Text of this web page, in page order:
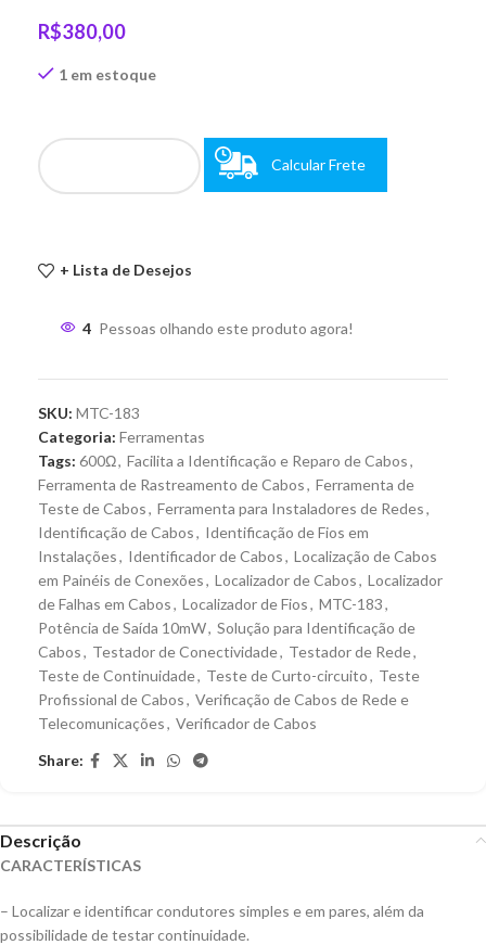
R$380,00
1 em estoque
Calcular Frete
+ Lista de Desejos
4 Pessoas olhando este produto agora!
SKU: MTC-183
Categoria: Ferramentas
Tags: 600Ω, Facilita a Identificação e Reparo de Cabos,
Ferramenta de Rastreamento de Cabos, Ferramenta de
Teste de Cabos, Ferramenta para Instaladores de Redes,
Identificação de Cabos, Identificação de Fios em
Instalações, Identificador de Cabos, Localização de Cabos
em Painéis de Conexões, Localizador de Cabos, Localizador
de Falhas em Cabos, Localizador de Fios, MTC-183,
Potência de Saída 10mW, Solução para Identificação de
Cabos, Testador de Conectividade, Testador de Rede,
Teste de Continuidade, Teste de Curto-circuito, Teste
Profissional de Cabos, Verificação de Cabos de Rede e
Telecomunicações, Verificador de Cabos
Share:
Descrição
CARACTERÍSTICAS
– Localizar e identificar condutores simples e em pares, além da
possibilidade de testar continuidade.